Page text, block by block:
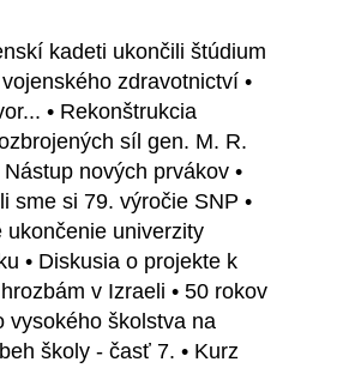
kadeti ukončili štúdium
zdravotnictví •
• Rekonštrukcia
síl gen. M. R.
Nástup nových prvákov •
sme si 79. výročie SNP •
ukončenie univerzity
• Diskusia o projekte k
v Izraeli • 50 rokov
vysokého školstva na
školy - časť 7. • Kurz